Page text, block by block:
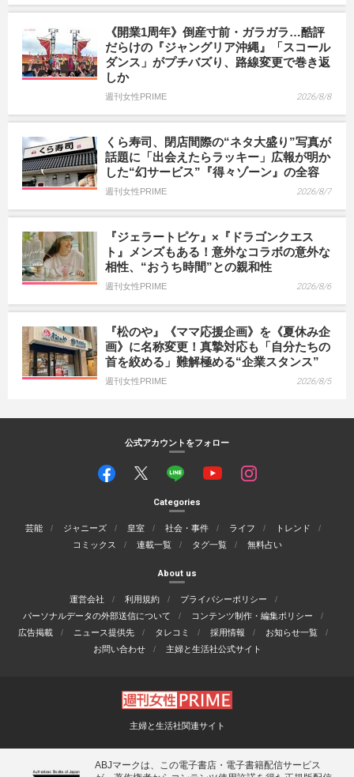
《開業1周年》倒産寸前・ガラガラ…酷評
だらけの『ジャングリア沖縄』「スコール
ダンス」がプチバズり、路線変更で巻き返
しか
週刊女性PRIME 2026/8/8
くら寿司、閉店間際の“ネタ大盛り”写真が
話題に「出会えたらラッキー」広報が明か
した“幻サービス”『得々ゾーン』の全容
週刊女性PRIME 2026/8/7
『ジェラートピケ』×『ドラゴンクエス
ト』メンズもある！意外なコラボの意外な
相性、“おうち時間”との親和性
週刊女性PRIME 2026/8/6
『松のや』《ママ応援企画》を《夏休み企
画》に名称変更！真摯対応も「自分たちの
首を絞める」難解極める“企業スタンス”
週刊女性PRIME 2026/8/5
公式アカウントをフォロー
Categories
芸能 ジャニーズ 皇室 社会・事件 ライフ
トレンド
コミックス
連載一覧 タグ一覧 無料占い
About us
運営会社 利用規約
プライバシーポリシー
パーソナルデータの外部送信について
コンテンツ制作・編集ポリシー
広告掲載
ニュース提供先 タレコミ 採用情報
お知らせ一覧
お問い合わせ
主婦と生活社公式サイト
主婦と生活社関連サイト
ABJマークは、この電子書店・電子書籍配信サービス